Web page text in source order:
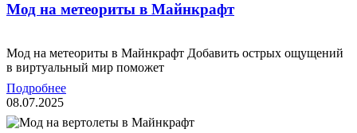
Мод на метеориты в Майнкрафт
Мод на метеориты в Майнкрафт Добавить острых ощущений
в виртуальный мир поможет
Подробнее
08.07.2025